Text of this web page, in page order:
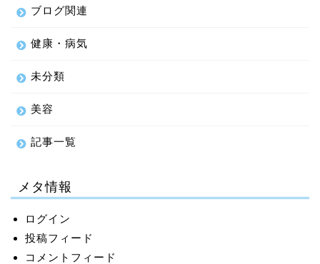
ブログ関連
健康・病気
未分類
美容
記事一覧
メタ情報
ログイン
投稿フィード
コメントフィード